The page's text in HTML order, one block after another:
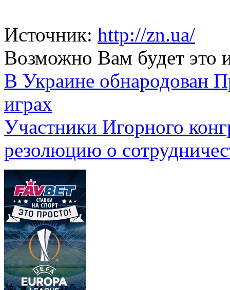
Источник: http://zn.ua/
Возможно Вам будет это
В Украине обнародован
играх
Участники Игорного
резолюцию о